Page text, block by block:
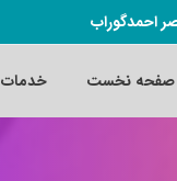
احمدگوراب
صفحه نخست خدمات